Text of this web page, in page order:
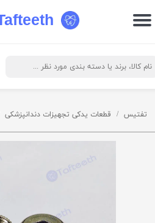
حساب کاربری من
خروج از حساب کاربری
تفتیس قطعات یدکی تجهیزات دندانپزشکی